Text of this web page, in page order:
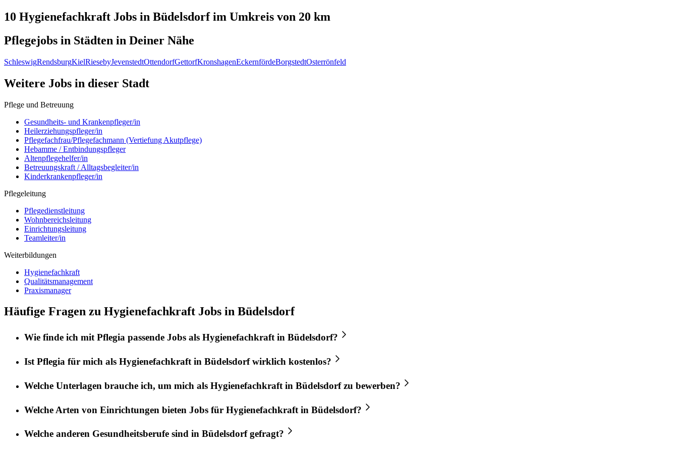
10 Hygienefachkraft Jobs in Büdelsdorfim Umkreis von 20 km
Pflegejobs in Städten in Deiner Nähe
SchleswigRendsburgKielRiesebyJevenstedtOttendorfGettorfKronshagenEckernfördeBorgstedtOsterrönfeld
Weitere Jobs in dieser Stadt
Pflege und Betreuung
Gesundheits- und Krankenpfleger/in
Heilerziehungspfleger/in
Pflegefachfrau/Pflegefachmann (Vertiefung Akutpflege)
Hebamme / Entbindungspfleger
Altenpflegehelfer/in
Betreuungskraft / Alltagsbegleiter/in
Kinderkrankenpfleger/in
Pflegeleitung
Pflegedienstleitung
Wohnbereichsleitung
Einrichtungsleitung
Teamleiter/in
Weiterbildungen
Hygienefachkraft
Qualitätsmanagement
Praxismanager
Häufige Fragen zu Hygienefachkraft Jobs in Büdelsdorf
Wie finde ich mitPflegia passende Jobs als Hygienefachkraftin Büdelsdorf?
Ist Pflegia für mich als Hygienefachkraft in Büdelsdorfwirklich kostenlos?
Welche Unterlagen brauche ich, um mich als Hygienefachkraft in Büdelsdorfzu bewerben?
Welche Arten von Einrichtungen bieten Jobs für Hygienefachkraft in Büdelsdorf?
Welche anderen Gesundheitsberufe sind in Büdelsdorfgefragt?